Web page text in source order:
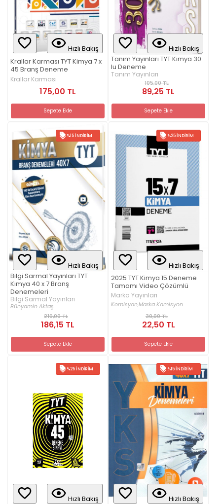
Hızlı Bakış
Krallar Karması TYT Kimya 7 x
45 Branş Deneme
Krallar Karması
175,00 TL
Sepete Ekle
Hızlı Bakış
Tanım Yayınları TYT Kimya 30
lu Deneme
Tanım Yayınları
105,00 TL
89,25 TL
Sepete Ekle
%15 İNDIRIM
Hızlı Bakış
Bilgi Sarmal Yayınları TYT
Kimya 40 x 7 Branş
Denemeleri
Bilgi Sarmal Yayınları
Bünyamin Aktaş
219,00 TL
186,15 TL
Sepete Ekle
%25 İNDIRIM
Hızlı Bakış
2025 TYT Kimya 15 Deneme
Tamamı Video Çözümlü
Marka Yayınları
Komisyon,Marka Komisyon
30,00 TL
22,50 TL
Sepete Ekle
%25 İNDIRIM
Hızlı Bakış
%15 İNDIRIM
Hızlı Bakış